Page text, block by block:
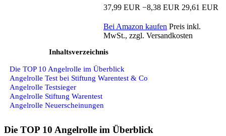
37,99 EUR −8,38 EUR 29,61 EUR
Bei Amazon kaufen Preis inkl.
MwSt., zzgl. Versandkosten
Inhaltsverzeichnis
Die TOP 10 Angelrolle im Überblick
Angelrolle Test bei Stiftung Warentest & Co
Angelrolle Testsieger
Angelrolle Stiftung Warentest
Angelrolle Neuerscheinungen
Die TOP 10 Angelrolle im Überblick